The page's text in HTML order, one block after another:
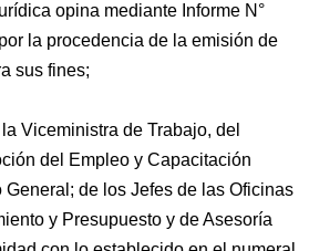
opina mediante Informe N°
la procedencia de la emisión de
sus fines;
Viceministra de Trabajo, del
del Empleo y Capacitación
General; de los Jefes de las Oficinas
y Presupuesto y de Asesoría